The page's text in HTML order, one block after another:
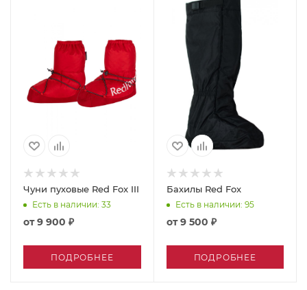
Чуни пуховые Red Fox III
Есть в наличии: 33
от9 900 ₽
ПОДРОБНЕЕ
Бахилы Red Fox
Есть в наличии: 95
от9 500 ₽
ПОДРОБНЕЕ